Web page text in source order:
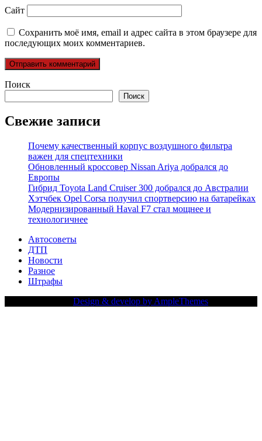
Сайт
Сохранить моё имя, email и адрес сайта в этом браузере для
последующих моих комментариев.
Поиск
Поиск
Свежие записи
Почему качественный корпус воздушного фильтра
важен для спецтехники
Обновленный кроссовер Nissan Ariya добрался до
Европы
Гибрид Toyota Land Cruiser 300 добрался до Австралии
Хэтчбек Opel Corsa получил спортверсию на батарейках
Модернизированный Haval F7 стал мощнее и
технологичнее
Автосоветы
ДТП
Новости
Разное
Штрафы
Design & develop by AmpleThemes